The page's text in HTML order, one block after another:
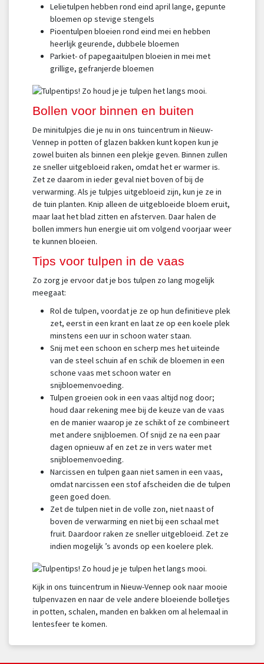
Lelietulpen hebben rond eind april lange, gepunte
bloemen op stevige stengels
Pioentulpen bloeien rond eind mei en hebben
heerlijk geurende, dubbele bloemen
Parkiet- of papegaaitulpen bloeien in mei met
grillige, gefranjerde bloemen
Bollen voor binnen en buiten
De minitulpjes die je nu in ons tuincentrum in Nieuw-
Vennep in potten of glazen bakken kunt kopen kun je
zowel buiten als binnen een plekje geven. Binnen zullen
ze sneller uitgebloeid raken, omdat het er warmer is.
Zet ze daarom in ieder geval niet boven of bij de
verwarming. Als je tulpjes uitgebloeid zijn, kun je ze in
de tuin planten. Knip alleen de uitgebloeide bloem eruit,
maar laat het blad zitten en afsterven. Daar halen de
bollen immers hun energie uit om volgend voorjaar weer
te kunnen bloeien.
Tips voor tulpen in de vaas
Zo zorg je ervoor dat je bos tulpen zo lang mogelijk
meegaat:
Rol de tulpen, voordat je ze op hun definitieve plek
zet, eerst in een krant en laat ze op een koele plek
minstens een uur in schoon water staan.
Snij met een schoon en scherp mes het uiteinde
van de steel schuin af en schik de bloemen in een
schone vaas met schoon water en
snijbloemenvoeding.
Tulpen groeien ook in een vaas altijd nog door;
houd daar rekening mee bij de keuze van de vaas
en de manier waarop je ze schikt of ze combineert
met andere snijbloemen. Of snijd ze na een paar
dagen opnieuw af en zet ze in vers water met
snijbloemenvoeding.
Narcissen en tulpen gaan niet samen in een vaas,
omdat narcissen een stof afscheiden die de tulpen
geen goed doen.
Zet de tulpen niet in de volle zon, niet naast of
boven de verwarming en niet bij een schaal met
fruit. Daardoor raken ze sneller uitgebloeid. Zet ze
indien mogelijk ’s avonds op een koelere plek.
Kijk in ons tuincentrum in Nieuw-Vennep ook naar mooie
tulpenvazen en naar de vele andere bloeiende bolletjes
in potten, schalen, manden en bakken om al helemaal in
lentesfeer te komen.